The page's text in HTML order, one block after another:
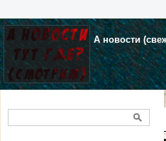
А новости